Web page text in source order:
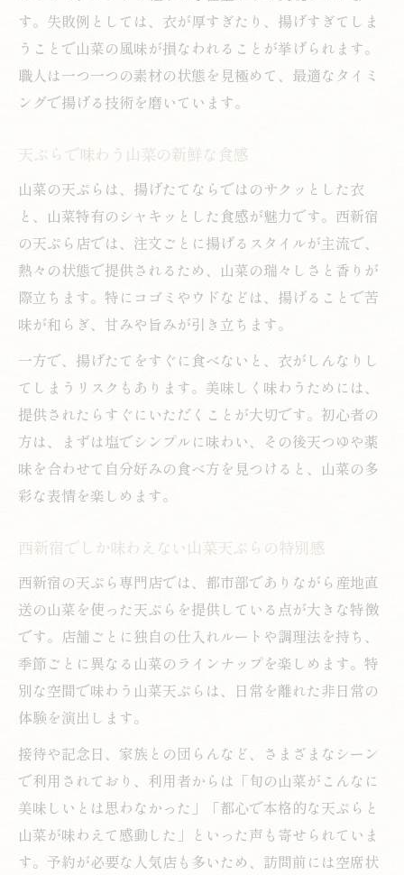
す。失敗例としては、衣が厚すぎたり、揚げすぎてしま
うことで山菜の風味が損なわれることが挙げられます。
職人は一つ一つの素材の状態を見極めて、最適なタイミ
ングで揚げる技術を磨いています。
天ぷらで味わう山菜の新鮮な食感
山菜の天ぷらは、揚げたてならではのサクッとした衣
と、山菜特有のシャキッとした食感が魅力です。西新宿
の天ぷら店では、注文ごとに揚げるスタイルが主流で、
熱々の状態で提供されるため、山菜の瑞々しさと香りが
際立ちます。特にコゴミやウドなどは、揚げることで苦
味が和らぎ、甘みや旨みが引き立ちます。
一方で、揚げたてをすぐに食べないと、衣がしんなりし
てしまうリスクもあります。美味しく味わうためには、
提供されたらすぐにいただくことが大切です。初心者の
方は、まずは塩でシンプルに味わい、その後天つゆや薬
味を合わせて自分好みの食べ方を見つけると、山菜の多
彩な表情を楽しめます。
西新宿でしか味わえない山菜天ぷらの特別感
西新宿の天ぷら専門店では、都市部でありながら産地直
送の山菜を使った天ぷらを提供している点が大きな特徴
です。店舗ごとに独自の仕入れルートや調理法を持ち、
季節ごとに異なる山菜のラインナップを楽しめます。特
別な空間で味わう山菜天ぷらは、日常を離れた非日常の
体験を演出します。
接待や記念日、家族との団らんなど、さまざまなシーン
で利用されており、利用者からは「旬の山菜がこんなに
美味しいとは思わなかった」「都心で本格的な天ぷらと
山菜が味わえて感動した」といった声も寄せられていま
す。予約が必要な人気店も多いため、訪問前には空席状